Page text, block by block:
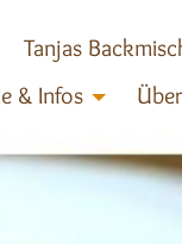
Tanjas
& Infos